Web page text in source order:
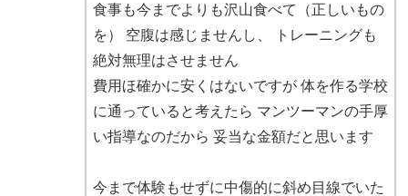
食事も今までよりも沢山食べて（正しいもの
を） 空腹は感じませんし、 トレーニングも
絶対無理はさせません
費用ほ確かに安くはないですが 体を作る学校
に通っていると考えたら マンツーマンの手厚
い指導なのだから 妥当な金額だと思います
今まで体験もせずに中傷的に斜め目線でいた